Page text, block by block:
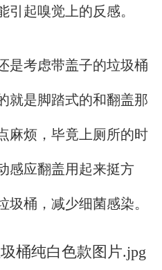
引起嗅觉上的反感。
是考虑带盖子的垃圾桶
就是脚踏式的和翻盖那
麻烦，毕竟上厕所的时
感应翻盖用起来挺方
圾桶，减少细菌感染。